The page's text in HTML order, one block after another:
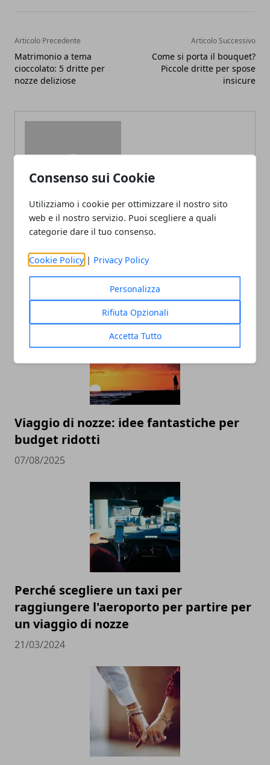
Consenso sui Cookie
Utilizziamo i cookie per ottimizzare il nostro sito
web e il nostro servizio. Puoi scegliere a quali
categorie dare il tuo consenso.
Cookie Policy | Privacy Policy
Personalizza
Rifiuta Opzionali
Accetta Tutto
Articolo Precedente
Matrimonio a tema
cioccolato: 5 dritte per
nozze deliziose
Articolo Successivo
Come si porta il bouquet?
Piccole dritte per spose
insicure
Redazione
Viaggio di nozze: idee fantastiche per
budget ridotti
07/08/2025
Perché scegliere un taxi per
raggiungere l'aeroporto per partire per
un viaggio di nozze
21/03/2024